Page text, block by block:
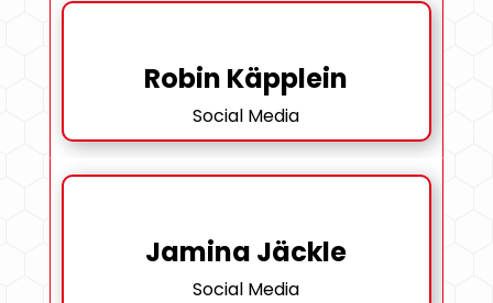
Robin Käpplein
Social Media
Jamina Jäckle
Social Media